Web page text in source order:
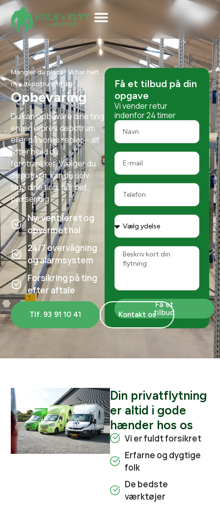
Mangler du plads? Vi har helt
nye depotrum til dig
Opbevaring
Du kan opbevare dine ting
enten i vores depotrum
eller på vores reoler – alt
efter hvad du
foretrækker. Vælger du
depotrum, kan du selv
tilgå dine ting, når det
passer dig
Ny, ventileret og
opvarmet hal
24/7 overvågning
og alarmsystem
Forsikring på ting
efter aftale
Tlf. 93 91 10 41 Kontakt os
Få et tilbud på din
opgave
Vi vender retur
indenfor 24 timer
Få et
tilbud
Din privatflytning
er altid i gode
hænder hos os
Vi er fuldt forsikret
Erfarne og dygtige
folk
De bedste
værktøjer